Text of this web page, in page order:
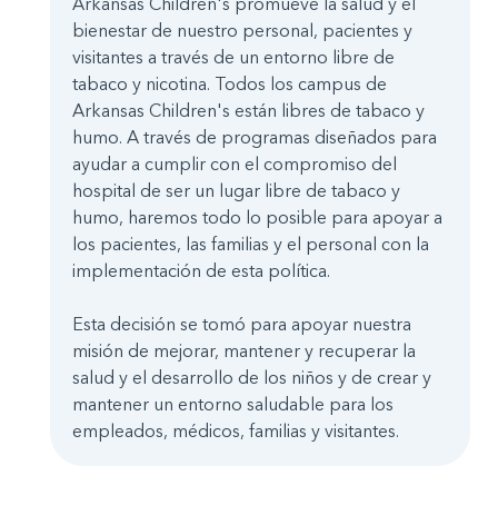
bienestar de nuestro personal, pacientes y
visitantes a través de un entorno libre de
tabaco y nicotina. Todos los campus de
Arkansas Children's están libres de tabaco y
humo. A través de programas diseñados para
ayudar a cumplir con el compromiso del
hospital de ser un lugar libre de tabaco y
humo, haremos todo lo posible para apoyar a
los pacientes, las familias y el personal con la
implementación de esta política.
Esta decisión se tomó para apoyar nuestra
misión de mejorar, mantener y recuperar la
salud y el desarrollo de los niños y de crear y
mantener un entorno saludable para los
empleados, médicos, familias y visitantes.